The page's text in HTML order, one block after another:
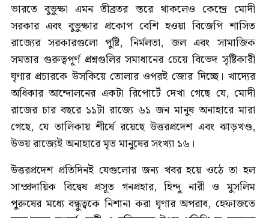
ভারতে বুভুক্ষা এমন তীব্রতর স্তরে থাকলেও কেন্দ্রে মোদী
সরকার এবং বুভুক্ষার প্রকোপ বেশি হওয়া বিজেপি শাসিত
রাজ্যের সরকারগুলো পুষ্টি, নির্মলতা, জল এবং সামাজিক
সমতার গুরুত্বপূর্ণ প্রশ্নগুলির সমাধানের চেয়ে বিভেদ সৃষ্টিকারী
ঘৃণার প্রচারকে উসকিয়ে তোলার ওপরই জোর দিচ্ছে। খাদ্যের
অধিকার আন্দোলনের একটা রিপোর্টে দেখা গেছে যে, মোদী
রাজের চার বছরে ১১টা রাজ্যে ৬১ জন মানুষ অনাহারে মারা
গেছে, যে তালিকায় শীর্ষে রয়েছে উত্তরপ্রদেশ এবং ঝাড়খণ্ড,
উভয় রাজ্যেই অনাহারে মৃত মানুষের সংখ্যা ১৬।
উত্তরপ্রদেশ প্রতিদিনই যেগুলোর জন্য খবর হয়ে ওঠে তা হল
সাম্প্রদায়িক বিদ্বেষ প্রসূত গনপ্রহার, হিন্দু নারী ও মুসলিম
পুরুষের মধ্যে বন্ধুত্বকে নিশানা করা ঘৃণার অপরাধ, হেফাজতে